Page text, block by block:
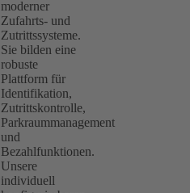
moderner
Zufahrts- und
Zutrittssysteme.
Sie bilden eine
robuste
Plattform für
Identifikation,
Zutrittskontrolle,
Parkraummanagement
und
Bezahlfunktionen.
Unsere
individuell